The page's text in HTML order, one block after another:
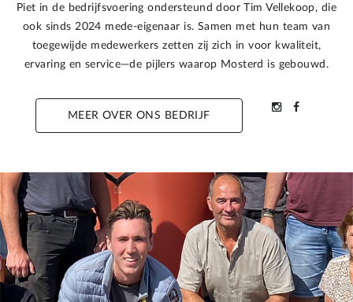
Piet in de bedrijfsvoering ondersteund door Tim Vellekoop, die
ook sinds 2024 mede-eigenaar is. Samen met hun team van
toegewijde medewerkers zetten zij zich in voor kwaliteit,
ervaring en service—de pijlers waarop Mosterd is gebouwd.
MEER OVER ONS BEDRIJF